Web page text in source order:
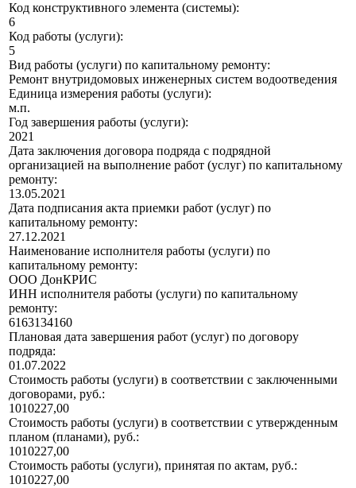
Код конструктивного элемента (системы):
6
Код работы (услуги):
5
Вид работы (услуги) по капитальному ремонту:
Ремонт внутридомовых инженерных систем водоотведения
Единица измерения работы (услуги):
м.п.
Год завершения работы (услуги):
2021
Дата заключения договора подряда с подрядной
организацией на выполнение работ (услуг) по капитальному
ремонту:
13.05.2021
Дата подписания акта приемки работ (услуг) по
капитальному ремонту:
27.12.2021
Наименование исполнителя работы (услуги) по
капитальному ремонту:
ООО ДонКРИС
ИНН исполнителя работы (услуги) по капитальному
ремонту:
6163134160
Плановая дата завершения работ (услуг) по договору
подряда:
01.07.2022
Стоимость работы (услуги) в соответствии с заключенными
договорами, руб.:
1010227,00
Стоимость работы (услуги) в соответствии с утвержденным
планом (планами), руб.:
1010227,00
Стоимость работы (услуги), принятая по актам, руб.:
1010227,00